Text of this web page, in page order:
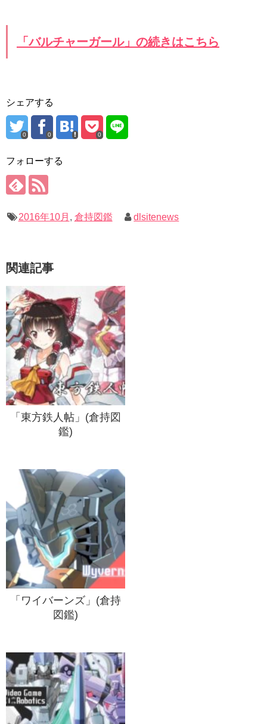
「バルチャーガール」の続きはこちら
シェアする
0 0 0
フォローする
2016年10月 , 倉持図鑑 dlsitenews
関連記事
「東方鉄人帖」(倉持図
鑑)
「ワイバーンズ」(倉持
図鑑)